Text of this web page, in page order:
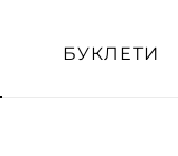
БУКЛЕТИ